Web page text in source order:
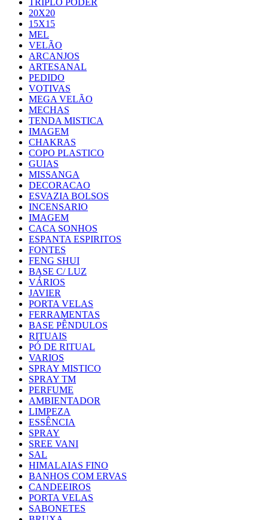
TRIPLO PODER
20X20
15X15
MEL
VELÃO
ARCANJOS
ARTESANAL
PEDIDO
VOTIVAS
MEGA VELÃO
MECHAS
TENDA MISTICA
IMAGEM
CHAKRAS
COPO PLASTICO
GUIAS
MISSANGA
DECORACAO
ESVAZIA BOLSOS
INCENSARIO
IMAGEM
CACA SONHOS
ESPANTA ESPIRITOS
FONTES
FENG SHUI
BASE C/ LUZ
VÁRIOS
JAVIER
PORTA VELAS
FERRAMENTAS
BASE PÊNDULOS
RITUAIS
PÓ DE RITUAL
VARIOS
SPRAY MISTICO
SPRAY TM
PERFUME
AMBIENTADOR
LIMPEZA
ESSÊNCIA
SPRAY
SREE VANI
SAL
HIMALAIAS FINO
BANHOS COM ERVAS
CANDEEIROS
PORTA VELAS
SABONETES